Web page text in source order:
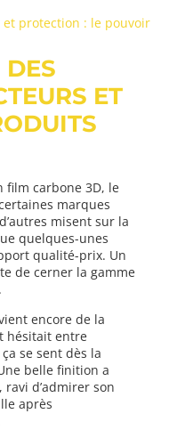
et protection : le pouvoir
ET
film carbone 3D, le
marques
misent sur la
quelques-unes
qualité-prix. Un
de cerner la gamme
encore de la
hésitait entre
se sent dès la
belle finition a
d’admirer son
après